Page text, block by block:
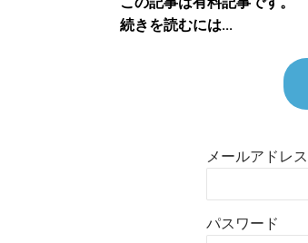
続きを読むには...
メールアドレス
パスワード